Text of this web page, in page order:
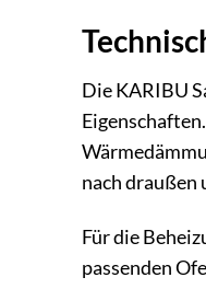
Die KARIBU
nach draußen
Für die
passenden